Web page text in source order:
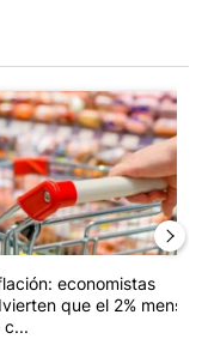
apuntó contra
de tendencia con
economistas
que el 2% mensual
c...